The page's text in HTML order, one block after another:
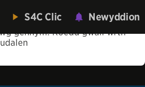
S4C Clic Newyddion
gennym! Roedd gwall wrth